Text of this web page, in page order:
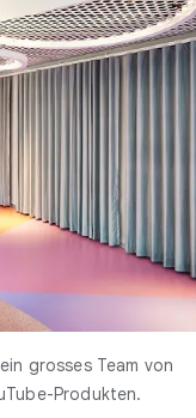
grosses Team von
Produkten.